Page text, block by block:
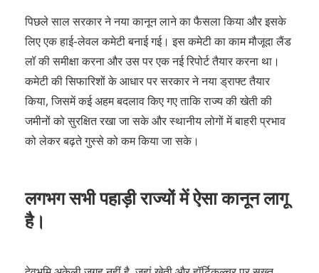
पिछले साल सरकार ने नया कानून लाने का फैसला किया और इसके
लिए एक हाई-लेवल कमेटी बनाई गई। इस कमेटी का काम मौजूदा लैंड
लॉ की समीक्षा करना और उस पर एक नई रिपोर्ट तैयार करना था।
कमेटी की सिफारिशों के आधार पर सरकार ने नया ड्राफ्ट तैयार
किया, जिसमें कई अहम बदलाव किए गए ताकि राज्य की खेती की
जमीनों को सुरक्षित रखा जा सके और स्थानीय लोगों में बाहरी प्रभाव
को लेकर बढ़ते गुस्से को कम किया जा सके।
लगभग सभी पहाड़ी राज्यों में ऐसा कानून लागू
है।